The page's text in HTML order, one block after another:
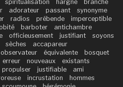
spiritualisation hargne
branche
adorateur passant
synonyme
radios prébende
imperceptible
barboter
antichambre
officieusement justifiant
soyons
sèches
accapareur
observateur équivalente
bosquet
erreur nouveaux
existants
propulser justifiable
ami
incrustation
hommes